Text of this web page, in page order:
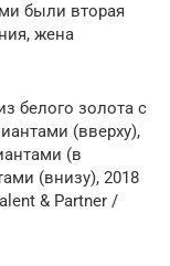
были вторая
жена
белого золота с
(вверху),
(в
(внизу), 2018
& Partner /